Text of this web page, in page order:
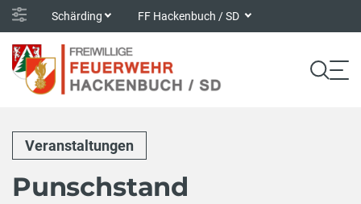
Schärding FF Hackenbuch / SD
Veranstaltungen
Punschstand